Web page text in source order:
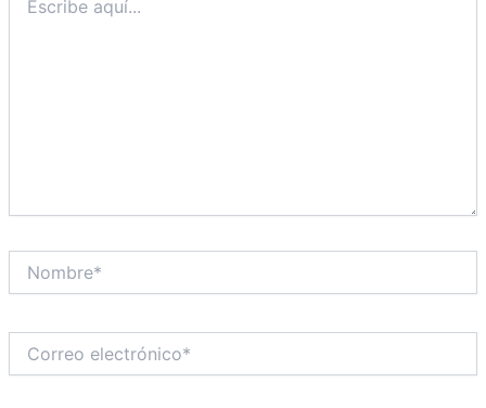
aquí...
electrónico*